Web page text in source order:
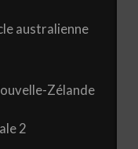
australienne
Zélande
2